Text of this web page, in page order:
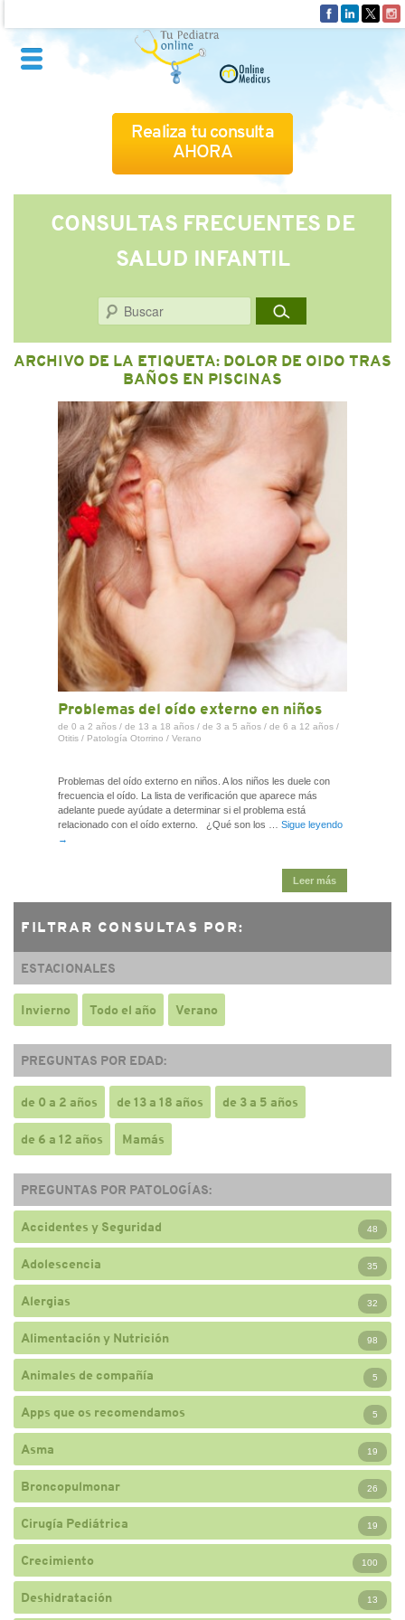
Realiza tu consulta
AHORA
QUIÉNES SOMOS
CÓMO FUNCIONA
CUADRO MÉDICO
CONSULTAS FRECUENTES
CONTACTO
CONSULTAS FRECUENTES DE
SALUD INFANTIL
ARCHIVO DE LA ETIQUETA: DOLOR DE OIDO TRAS
BAÑOS EN PISCINAS
Problemas del oído externo en niños
de 0 a 2 años / de 13 a 18 años / de 3 a 5 años / de 6 a 12 años /
Otitis / Patología Otorrino / Verano
Problemas del oído externo en niños. A los niños les duele con
frecuencia el oído. La lista de verificación que aparece más
adelante puede ayúdate a determinar si el problema está
relacionado con el oído externo. ¿Qué son los … Sigue leyendo
→
Leer más
FILTRAR CONSULTAS POR:
ESTACIONALES
Invierno Todo el año Verano
PREGUNTAS POR EDAD:
de 0 a 2 años de 13 a 18 años de 3 a 5 años
de 6 a 12 años Mamás
PREGUNTAS POR PATOLOGÍAS:
Accidentes y Seguridad 48
Adolescencia 35
Alergias 32
Alimentación y Nutrición 98
Animales de compañía 5
Apps que os recomendamos 5
Asma 19
Broncopulmonar 26
Cirugía Pediátrica 19
Crecimiento 100
Deshidratación 13